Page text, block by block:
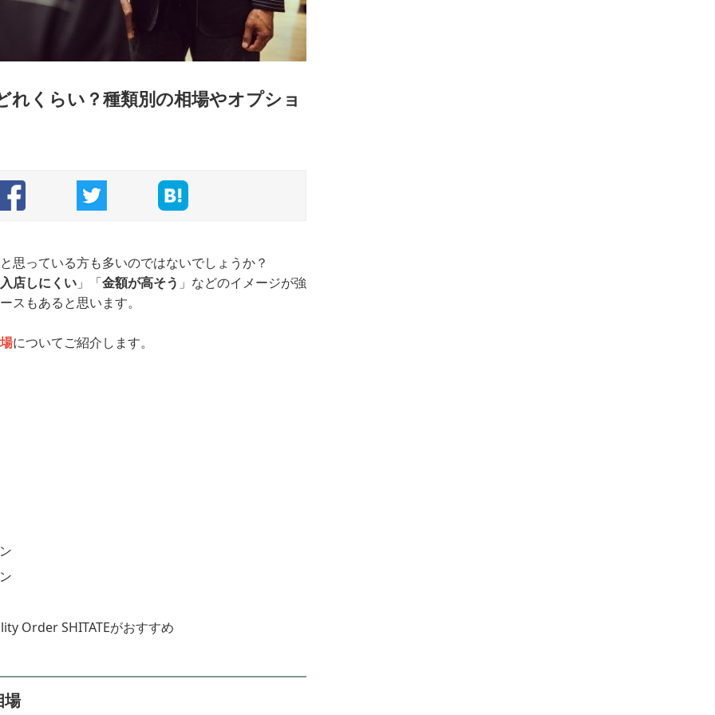
れくらい？種類別の相場やオプショ
思っている方も多いのではないでしょうか？
入店しにくい 」「金額が高そう 」などのイメージが強
スもあると思います。
についてご紹介します。
Order SHITATEがおすすめ
場